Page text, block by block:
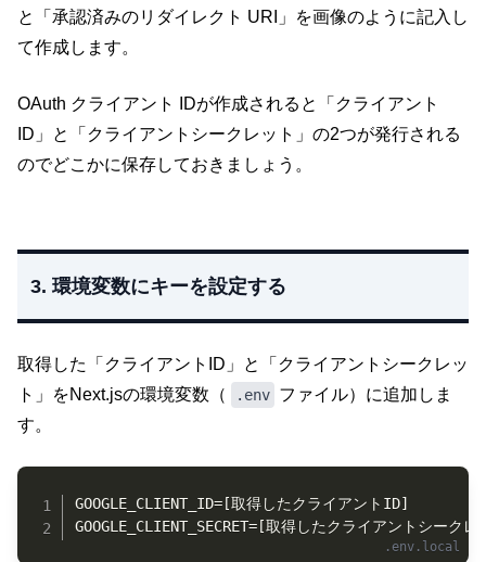
と「承認済みのリダイレクト URI」を画像のように記入し
て作成します。
OAuth クライアント IDが作成されると「クライアント
ID」と「クライアントシークレット」の2つが発行される
のでどこかに保存しておきましょう。
3. 環境変数にキーを設定する
取得した「クライアントID」と「クライアントシークレッ
ト」をNext.jsの環境変数（
.env ファイル）に追加しま
す。
GOOGLE_CLIENT_ID=[取得したクライアントID]
GOOGLE_CLIENT_SECRET=[取得したクライアントシーク